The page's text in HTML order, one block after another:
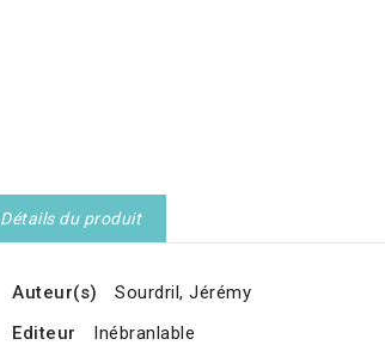
Détails du produit
Auteur(s)
Sourdril, Jérémy
Editeur
Inébranlable